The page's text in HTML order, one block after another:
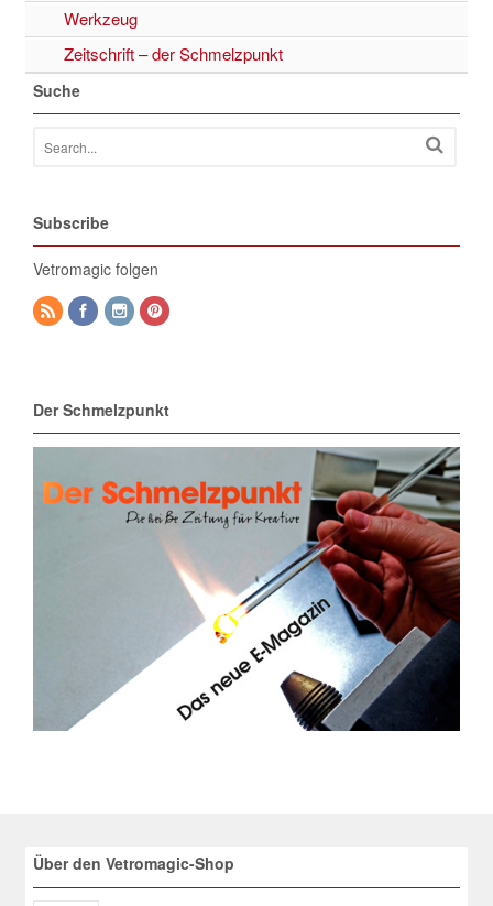
Werkzeug
Zeitschrift – der Schmelzpunkt
Suche
Subscribe
Vetromagic folgen
Der Schmelzpunkt
Über den Vetromagic-Shop